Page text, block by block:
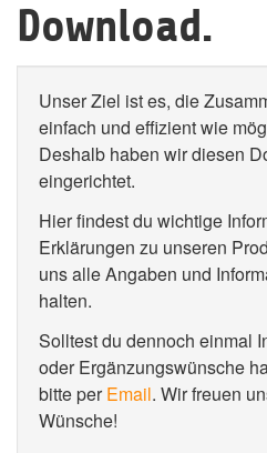
Download.
Unser Ziel ist es, die
einfach und effizient wie
Deshalb haben wir diesen
eingerichtet.
Hier findest du wichtige
Erklärungen zu unseren
uns alle Angaben und
halten.
Solltest du dennoch einmal
oder Ergänzungswünsche
bitte perEmail. Wir freuen
Wünsche!